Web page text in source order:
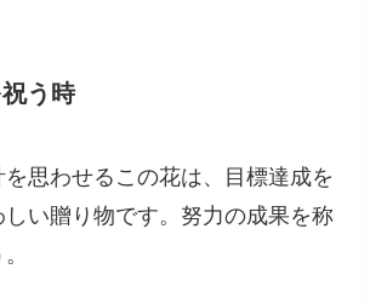
う時
思わせるこの花は、目標達成を
い贈り物です。努力の成果を称